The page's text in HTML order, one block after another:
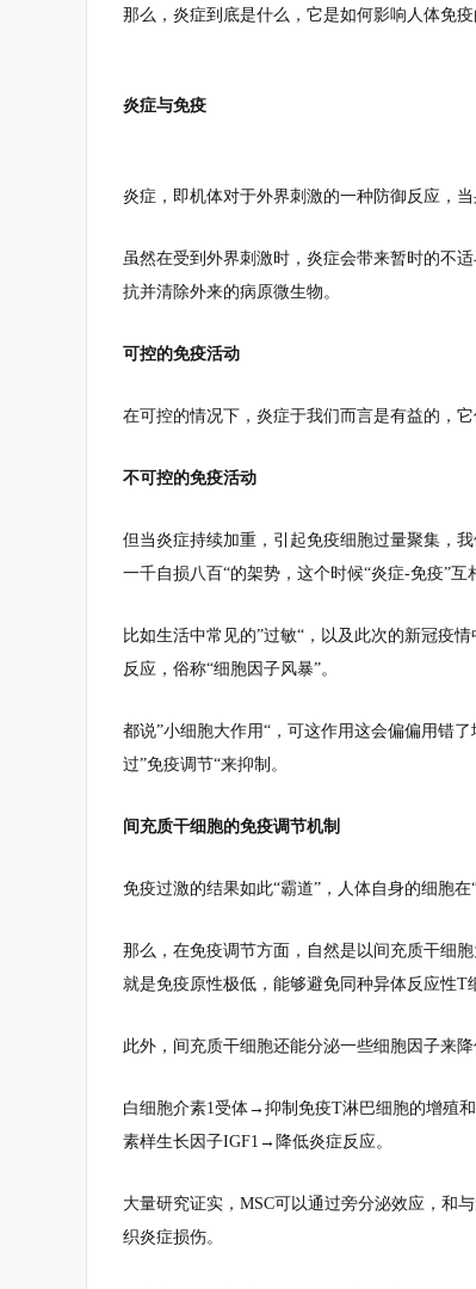
那么，炎症到底是什么，它是如何影响人体免
炎症与免疫
炎症，即机体对于外界刺激的一种防御反应，
虽然在受到外界刺激时，炎症会带来暂时的不
抗并清除外来的病原微生物。
可控的免疫活动
在可控的情况下，炎症于我们而言是有益的，
不可控的免疫活动
但当炎症持续加重，引起免疫细胞过量聚集，
一千自损八百“的架势，这个时候“炎症-免疫”
比如生活中常见的”过敏“，以及此次的新冠疫
反应，俗称“细胞因子风暴”。
都说”小细胞大作用“，可这作用这会偏偏用错
过”免疫调节“来抑制。
间充质干细胞的免疫调节机制
免疫过激的结果如此“霸道”，人体自身的细胞
那么，在免疫调节方面，自然是以间充质干细
就是免疫原性极低，能够避免同种异体反应性T
此外，间充质干细胞还能分泌一些细胞因子来
白细胞介素1受体→抑制免疫T淋巴细胞的增殖
素样生长因子IGF1→降低炎症反应。
大量研究证实，MSC可以通过旁分泌效应，和
织炎症损伤。